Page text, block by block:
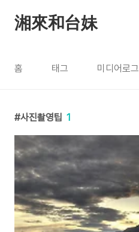
湘來和台妹
홈 태그 미디어로그
사진촬영팁 1